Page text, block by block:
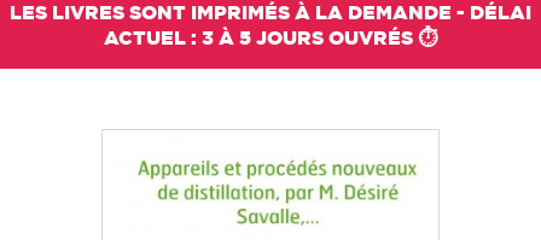
LES LIVRES SONT IMPRIMÉS À LA DEMANDE - DÉLAI
ACTUEL : 3 À 5 JOURS OUVRÉS ⏱️